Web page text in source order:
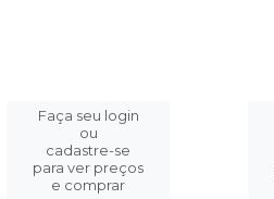
Faça seu login
ou
cadastre-se
para ver preços
e comprar